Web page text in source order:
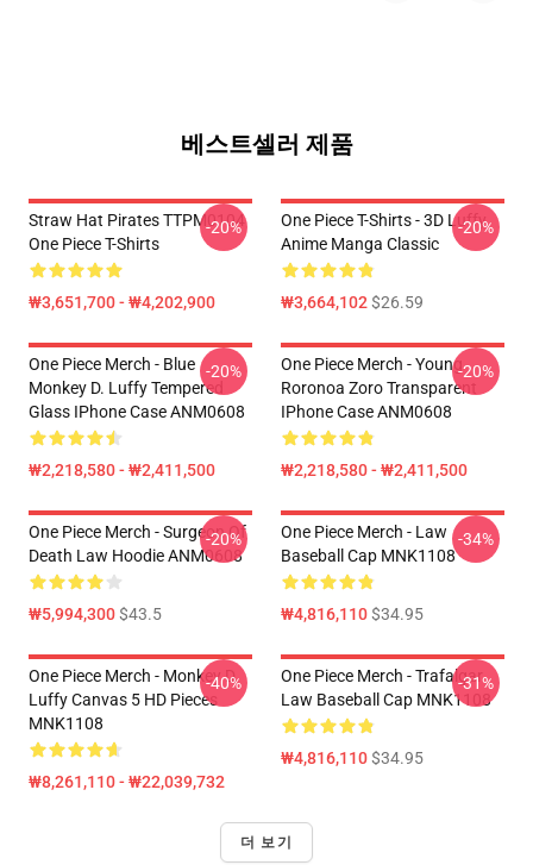
베스트셀러 제품
Straw Hat Pirates TTPM0104
One Piece T-Shirts
₩3,651,700 - ₩4,202,900
-20%
One Piece T-Shirts - 3D Luffy
Anime Manga Classic
₩3,664,102$26.59
-20%
One Piece Merch - Blue
Monkey D. Luffy Tempered
Glass IPhone Case ANM0608
₩2,218,580 - ₩2,411,500
-20%
One Piece Merch - Young
Roronoa Zoro Transparent
IPhone Case ANM0608
₩2,218,580 - ₩2,411,500
-20%
One Piece Merch - Surgeon Of
Death Law Hoodie ANM0608
₩5,994,300$43.5
-20%
One Piece Merch - Law
Baseball Cap MNK1108
₩4,816,110$34.95
-34%
One Piece Merch - Monkey D.
Luffy Canvas 5 HD Pieces
MNK1108
₩8,261,110 - ₩22,039,732
-40%
One Piece Merch - Trafalgar
Law Baseball Cap MNK1108
₩4,816,110$34.95
-31%
더 보기